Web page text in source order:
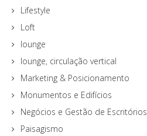
Lifestyle
Loft
lounge
lounge, circulação vertical
Marketing & Posicionamento
Monumentos e Edifícios
Negócios e Gestão de Escritórios
Paisagismo